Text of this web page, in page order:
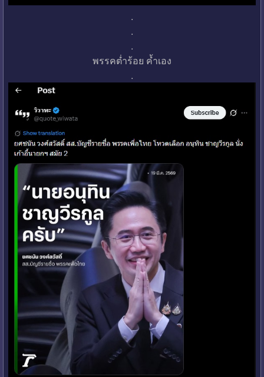
.
.
.
พรรคต่ำร้อย ค้ำเอง
.